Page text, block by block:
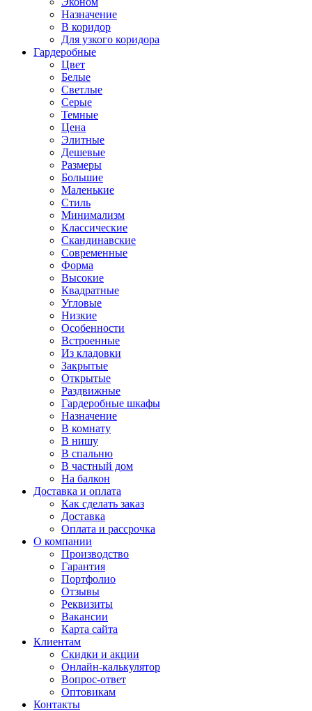
Назначение
В коридор
Для узкого коридора
Гардеробные
Цвет
Белые
Светлые
Серые
Темные
Цена
Элитные
Дешевые
Размеры
Большие
Маленькие
Стиль
Минимализм
Классические
Скандинавские
Современные
Форма
Высокие
Квадратные
Угловые
Низкие
Особенности
Встроенные
Из кладовки
Закрытые
Открытые
Раздвижные
Гардеробные шкафы
Назначение
В комнату
В нишу
В спальню
В частный дом
На балкон
Доставка и оплата
Как сделать заказ
Доставка
Оплата и рассрочка
О компании
Производство
Гарантия
Портфолио
Отзывы
Реквизиты
Вакансии
Карта сайта
Клиентам
Скидки и акции
Онлайн-калькулятор
Вопрос-ответ
Оптовикам
Контакты